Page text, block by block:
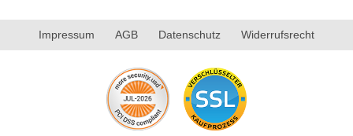
Impressum AGB Datenschutz Widerrufsrecht